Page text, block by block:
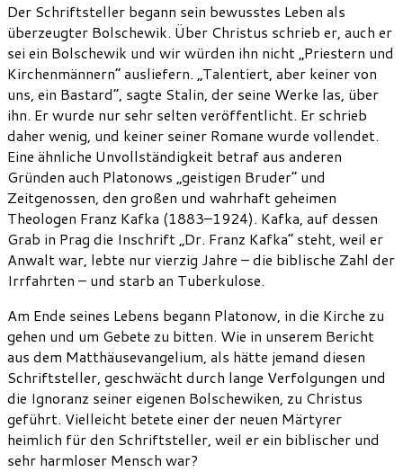
Der Schriftsteller begann sein bewusstes Leben als
überzeugter Bolschewik. Über Christus schrieb er, auch er
sei ein Bolschewik und wir würden ihn nicht „Priestern und
Kirchenmännern“ ausliefern. „Talentiert, aber keiner von
uns, ein Bastard“, sagte Stalin, der seine Werke las, über
ihn. Er wurde nur sehr selten veröffentlicht. Er schrieb
daher wenig, und keiner seiner Romane wurde vollendet.
Eine ähnliche Unvollständigkeit betraf aus anderen
Gründen auch Platonows „geistigen Bruder“ und
Zeitgenossen, den großen und wahrhaft geheimen
Theologen Franz Kafka (1883–1924). Kafka, auf dessen
Grab in Prag die Inschrift „Dr. Franz Kafka“ steht, weil er
Anwalt war, lebte nur vierzig Jahre – die biblische Zahl der
Irrfahrten – und starb an Tuberkulose.
Am Ende seines Lebens begann Platonow, in die Kirche zu
gehen und um Gebete zu bitten. Wie in unserem Bericht
aus dem Matthäusevangelium, als hätte jemand diesen
Schriftsteller, geschwächt durch lange Verfolgungen und
die Ignoranz seiner eigenen Bolschewiken, zu Christus
geführt. Vielleicht betete einer der neuen Märtyrer
heimlich für den Schriftsteller, weil er ein biblischer und
sehr harmloser Mensch war?